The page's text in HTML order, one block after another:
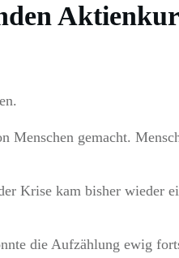
gemacht.
Krise kam bisher wieder
die Aufzählung ewig